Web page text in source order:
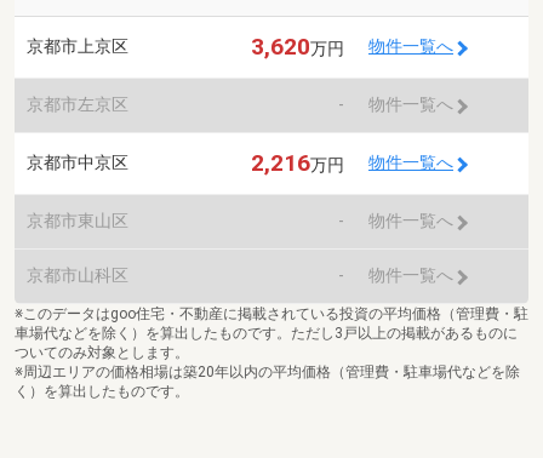
京都市上京区 3,620万円 物件一覧へ
京都市左京区 - 物件一覧へ
京都市中京区 2,216万円 物件一覧へ
京都市東山区 - 物件一覧へ
京都市山科区 - 物件一覧へ
※このデータはgoo住宅・不動産に掲載されている投資の平均価格（管理費・駐
車場代などを除く）を算出したものです。ただし3戸以上の掲載があるものに
ついてのみ対象とします。
※周辺エリアの価格相場は築20年以内の平均価格（管理費・駐車場代などを除
く）を算出したものです。